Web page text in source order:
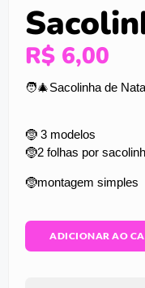
R$ 6,00
🧑‍🎄Sacolinha de Natal
🤶 3 modelos
🤶2 folhas por
🤶montagem simples
ADICIONAR AO